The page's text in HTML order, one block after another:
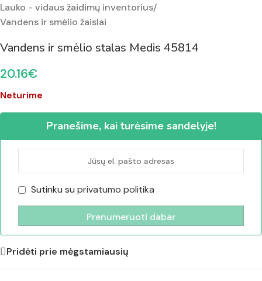
Lauko - vidaus žaidimų inventorius/
Vandens ir smėlio žaislai
Vandens ir smėlio stalas Medis 45814
20.16€
Neturime
Pranešime, kai turėsime sandelyje!
Sutinku su privatumo politika
Pridėti prie mėgstamiausių